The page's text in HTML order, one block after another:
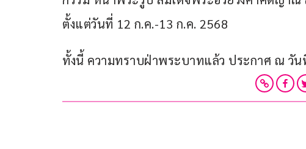
ตั้งแต่วันที่ 12 ก.ค.-13 ก.ค. 2568
ทั้งนี้ ความทราบฝ่าพระบาทแล้ว ประกาศ ณ วัน